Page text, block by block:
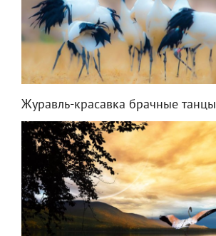
Журавль-красавка брачные танцы